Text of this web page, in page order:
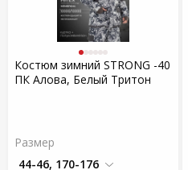
Костюм зимний STRONG -40
ПК Алова, Белый Тритон
Размер